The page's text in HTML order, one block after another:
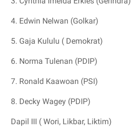
4. Edwin Nelwan (Golkar)
5. Gaja Kululu ( Demokrat)
6. Norma Tulenan (PDIP)
7. Ronald Kaawoan (PSI)
8. Decky Wagey (PDIP)
Dapil III ( Wori, Likbar, Liktim)